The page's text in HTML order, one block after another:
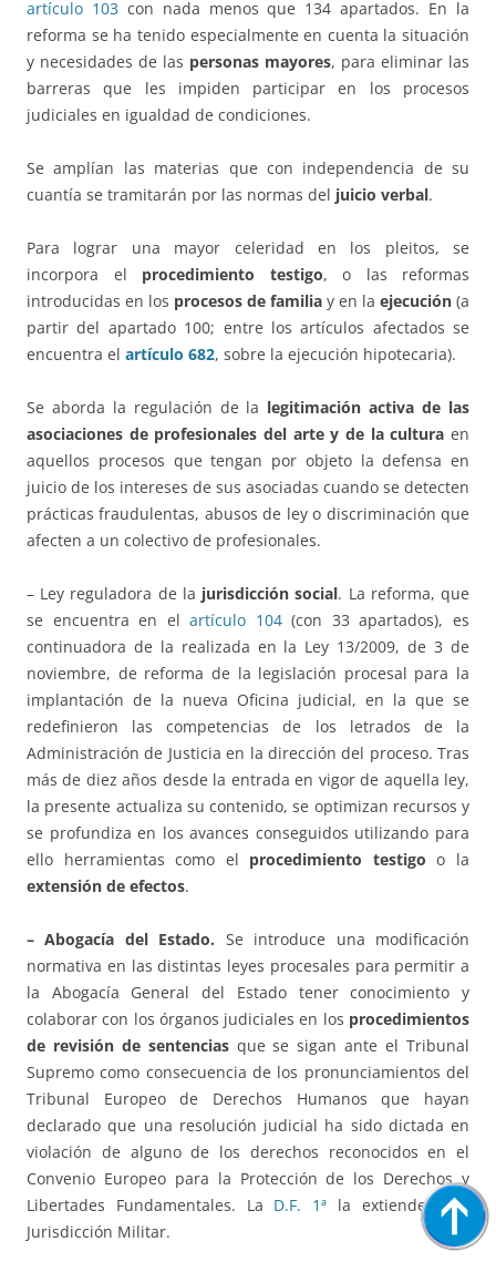
artículo 103 con nada menos que 134 apartados. En la
reforma se ha tenido especialmente en cuenta la situación
y necesidades de las personas mayores, para eliminar las
barreras que les impiden participar en los procesos
judiciales en igualdad de condiciones.
Se amplían las materias que con independencia de su
cuantía se tramitarán por las normas del juicio verbal.
Para lograr una mayor celeridad en los pleitos, se
incorpora el procedimiento testigo, o las reformas
introducidas en los procesos de familia y en la ejecución (a
partir del apartado 100; entre los artículos afectados se
encuentra el artículo 682, sobre la ejecución hipotecaria).
Se aborda la regulación de la legitimación activa de las
asociaciones de profesionales del arte y de la cultura en
aquellos procesos que tengan por objeto la defensa en
juicio de los intereses de sus asociadas cuando se detecten
prácticas fraudulentas, abusos de ley o discriminación que
afecten a un colectivo de profesionales.
– Ley reguladora de la jurisdicción social. La reforma, que
se encuentra en elartículo 104(con 33 apartados), es
continuadora de la realizada en la Ley 13/2009, de 3 de
noviembre, de reforma de la legislación procesal para la
implantación de la nueva Oficina judicial, en la que se
redefinieron las competencias de los letrados de la
Administración de Justicia en la dirección del proceso. Tras
más de diez años desde la entrada en vigor de aquella ley,
la presente actualiza su contenido, se optimizan recursos y
se profundiza en los avances conseguidos utilizando para
ello herramientas como el procedimiento testigo o la
extensión de efectos.
– Abogacía del Estado. Se introduce una modificación
normativa en las distintas leyes procesales para permitir a
la Abogacía General del Estado tener conocimiento y
colaborar con los órganos judiciales en los procedimientos
de revisión de sentenciasque se sigan ante el Tribunal
Supremo como consecuencia de los pronunciamientos del
Tribunal Europeo de Derechos Humanos que hayan
declarado que una resolución judicial ha sido dictada en
violación de alguno de los derechos reconocidos en el
Convenio Europeo para la Protección de los Derechos y
Libertades Fundamentales. La D.F. 1ª la extiende a la
Jurisdicción Militar.